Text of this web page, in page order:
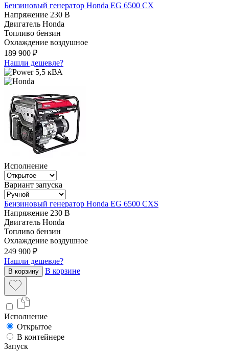
Бензиновый генератор Honda EG 6500 CX
Напряжение 230 В
Двигатель Honda
Топливо бензин
Охлаждение воздушное
189 900 ₽
Нашли дешевле?
5,5 кВА
Исполнение
Вариант запуска
Бензиновый генератор Honda EG 6500 CXS
Напряжение 230 В
Двигатель Honda
Топливо бензин
Охлаждение воздушное
249 900 ₽
Нашли дешевле?
В корзину В корзине
Исполнение
Открытое
В контейнере
Запуск